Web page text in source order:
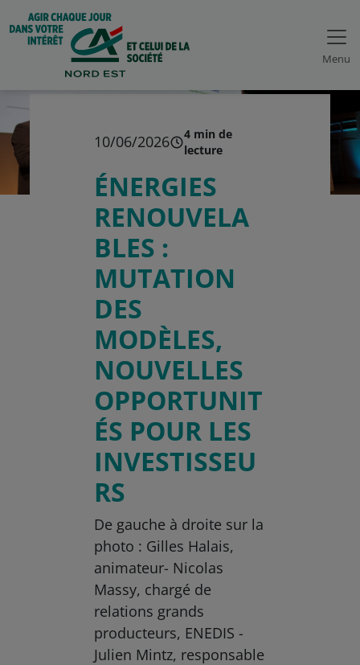
Menu
10/06/2026
4 min de
lecture
ÉNERGIES
RENOUVELA
BLES :
MUTATION
DES
MODÈLES,
NOUVELLES
OPPORTUNIT
ÉS POUR LES
INVESTISSEU
RS
De gauche à droite sur la
photo : Gilles Halais,
animateur- Nicolas
Massy, chargé de
relations grands
producteurs, ENEDIS -
Julien Mintz, responsable